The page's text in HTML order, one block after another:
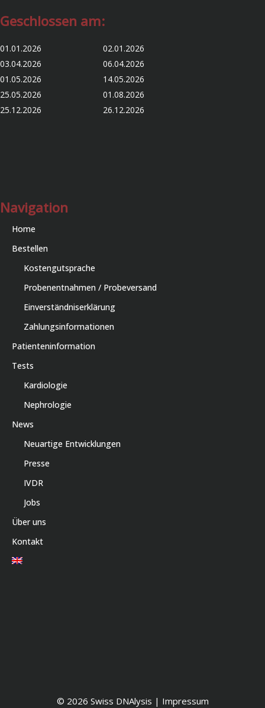
Geschlossen am:
01.01.2026 02.01.2026
03.04.2026 06.04.2026
01.05.2026 14.05.2026
25.05.2026 01.08.2026
25.12.2026 26.12.2026
Navigation
Home
Bestellen
Kostengutsprache
Probenentnahmen / Probeversand
Einverständniserklärung
Zahlungsinformationen
Patienteninformation
Tests
Kardiologie
Nephrologie
News
Neuartige Entwicklungen
Presse
IVDR
Jobs
Über uns
Kontakt
© 2026 Swiss DNAlysis | Impressum